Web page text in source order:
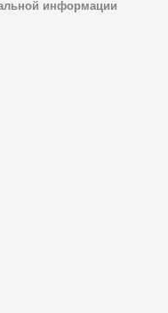
информации